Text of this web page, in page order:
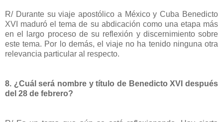
R/ Durante su viaje apostólico a México y Cuba Benedicto
XVI maduró el tema de su abdicación como una etapa más
en el largo proceso de su reflexión y discernimiento sobre
este tema. Por lo demás, el viaje no ha tenido ninguna otra
relevancia particular al respecto.
8. ¿Cuál será nombre y título de Benedicto XVI después
del 28 de febrero?